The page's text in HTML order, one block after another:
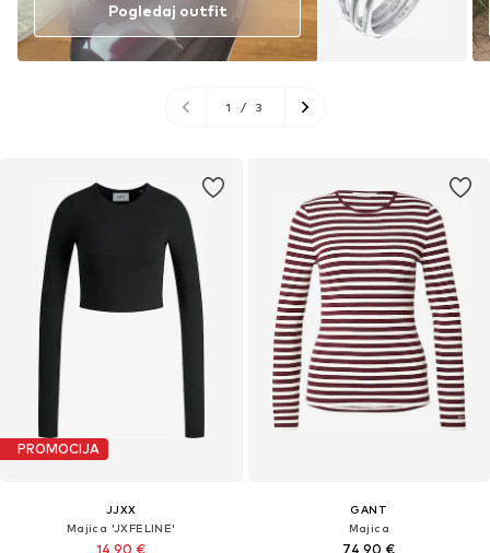
PROMOCIJA
JJXX
Majica 'JXFELINE'
14,90 €
GANT
Majica
74,90 €
Pogledaj outfit
1 / 3